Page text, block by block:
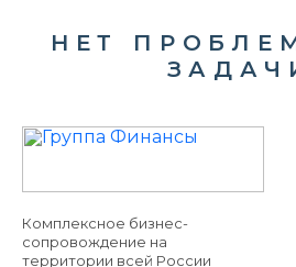
НЕТ
Комплексное бизнес-
сопровождение на
территории всей России